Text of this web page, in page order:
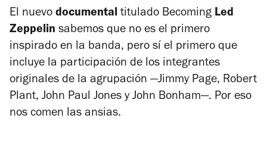
El nuevo documental titulado Becoming Led
Zeppelin sabemos que no es el primero
inspirado en la banda, pero sí el primero que
incluye la participación de los integrantes
originales de la agrupación —Jimmy Page, Robert
Plant, John Paul Jones y John Bonham—. Por eso
nos comen las ansias.